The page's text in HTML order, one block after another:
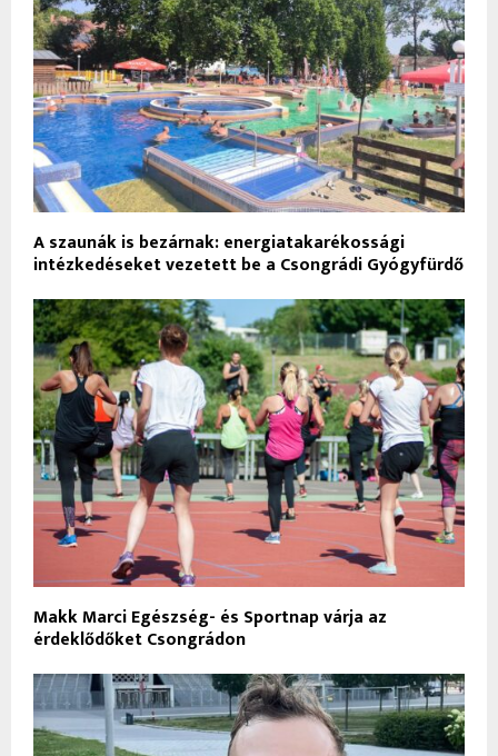
A szaunák is bezárnak: energiatakarékossági
intézkedéseket vezetett be a Csongrádi Gyógyfürdő
Makk Marci Egészség- és Sportnap várja az
érdeklődőket Csongrádon